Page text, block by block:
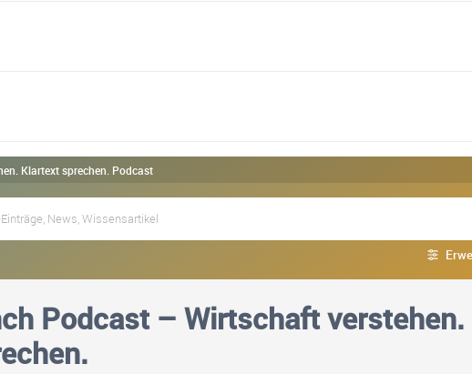
Klartext sprechen. Podcast
Podcast – Wirtschaft